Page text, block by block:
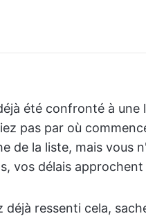
été confronté à
pas par où
de la liste, mais vous
vos délais
déjà ressenti cela,